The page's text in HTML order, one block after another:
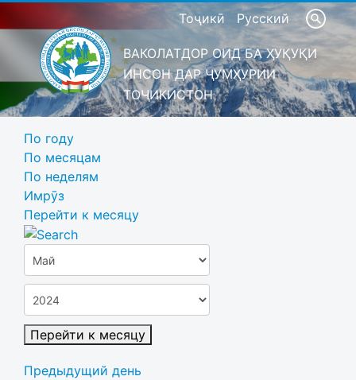
Тоҷикӣ Русский
ВАКОЛАТДОР ОИД БА ҲУҚУҚИ
ИНСОН ДАР ҶУМҲУРИИ
ТОҶИКИСТОН
По году
По месяцам
По неделям
Имрӯз
Перейти к месяцу
Перейти к месяцу
Предыдущий день